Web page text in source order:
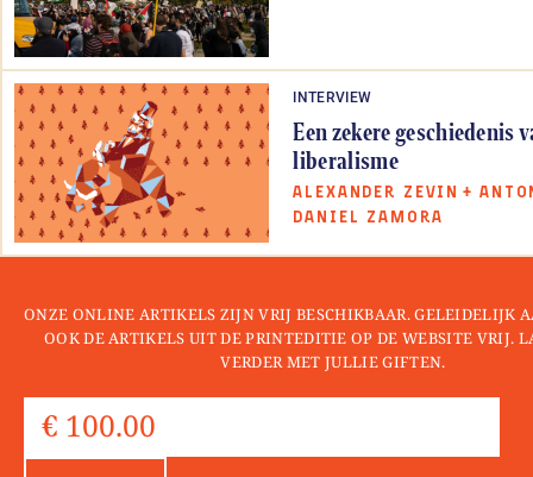
INTERVIEW
Een zekere geschiedenis
liberalisme
ALEXANDER ZEVIN +
DANIEL ZAMORA
ONZE ONLINE ARTIKELS ZIJN VRIJ BESCHIKBAAR. GELEIDELIJK
OOK DE ARTIKELS UIT DE PRINTEDITIE OP DE WEBSITE VRIJ.
VERDER MET JULLIE GIFTEN.